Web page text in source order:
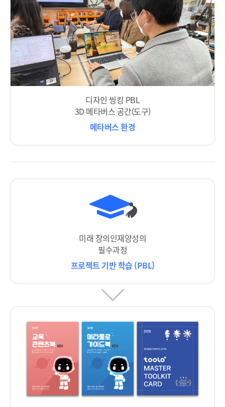
디자인 씽킹 PBL
3D 메타버스 공간(도구)
메타버스 환경
미래 창의인재양성의
필수과정
프로젝트 기반 학습 (PBL)